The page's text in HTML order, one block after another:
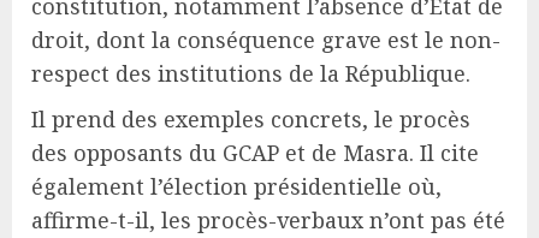
constitution, notamment l’absence d’État de
droit, dont la conséquence grave est le non-
respect des institutions de la République.
Il prend des exemples concrets, le procès
des opposants du GCAP et de Masra. Il cite
également l’élection présidentielle où,
affirme-t-il, les procès-verbaux n’ont pas été